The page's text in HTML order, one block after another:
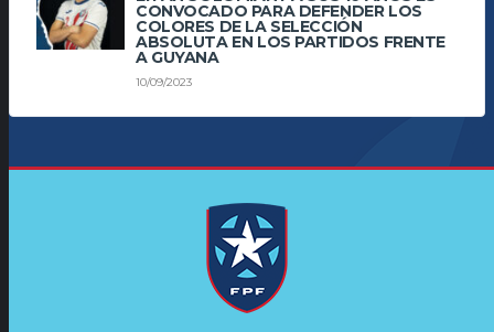
CONVOCADO PARA DEFENDER LOS
COLORES DE LA SELECCIÓN
ABSOLUTA EN LOS PARTIDOS FRENTE
A GUYANA
10/09/2023